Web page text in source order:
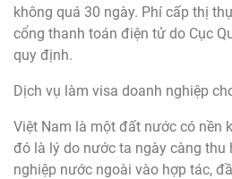
không quá 30 ngày. Phí cấp thị
cổng thanh toán điện tử do Cục
quy định.
Dịch vụ làm visa doanh nghiệp
Việt Nam là một đất nước có nền
đó là lý do nước ta ngày càng thu
nghiệp nước ngoài vào hợp tác,